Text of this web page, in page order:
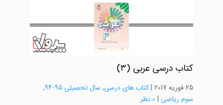
کتاب درسی عربی (۳)
25 فوریه 2017 |کتاب های درسی, سال تحصیلی 95-94
,
سوم ریاضی | 0 نظر